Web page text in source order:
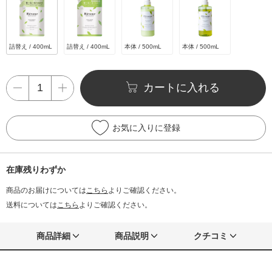
詰替え / 400mL 詰替え / 400mL 本体 / 500mL 本体 / 500mL
カートに入れる
お気に入りに登録
在庫残りわずか
商品のお届けについては こちら よりご確認ください。
送料については こちら よりご確認ください。
商品詳細 商品説明 クチコミ